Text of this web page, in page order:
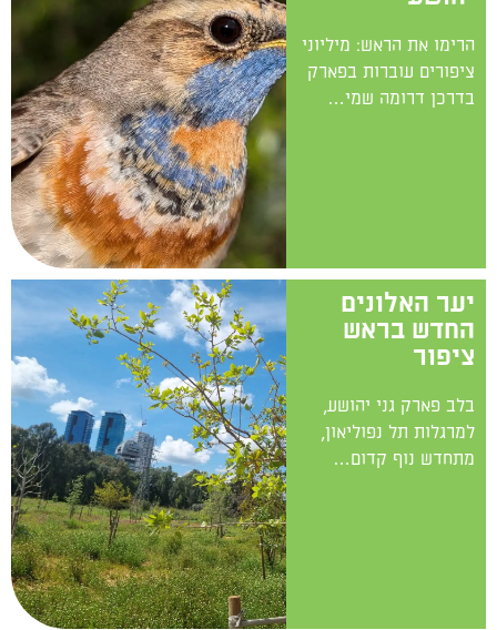
הרימו את הראש: מיליוני
ציפורים עוברות בפארק
בדרכן דרומה שמי…
יער האלונים
החדש בראש
ציפור
בלב פארק גני יהושע,
למרגלות תל נפוליאון,
מתחדש נוף קדום…